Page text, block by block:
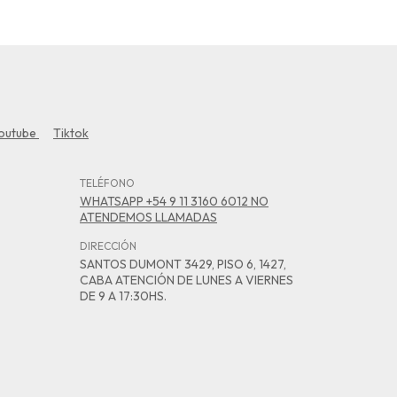
Tiktok
TELÉFONO
WHATSAPP +54 9 11 3160 6012 NO
ATENDEMOS LLAMADAS
DIRECCIÓN
SANTOS DUMONT 3429, PISO 6, 1427,
CABA ATENCIÓN DE LUNES A VIERNES
DE 9 A 17:30HS.